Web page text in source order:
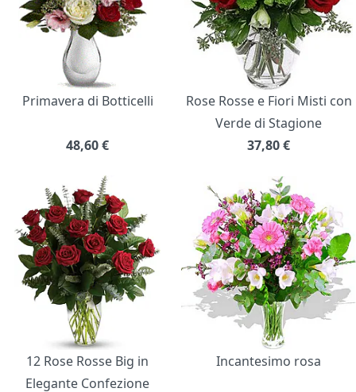
Primavera di Botticelli
48,60€
Rose Rosse e Fiori Misti con
Verde di Stagione
37,80€
12 Rose Rosse Big in
Elegante Confezione
Incantesimo rosa